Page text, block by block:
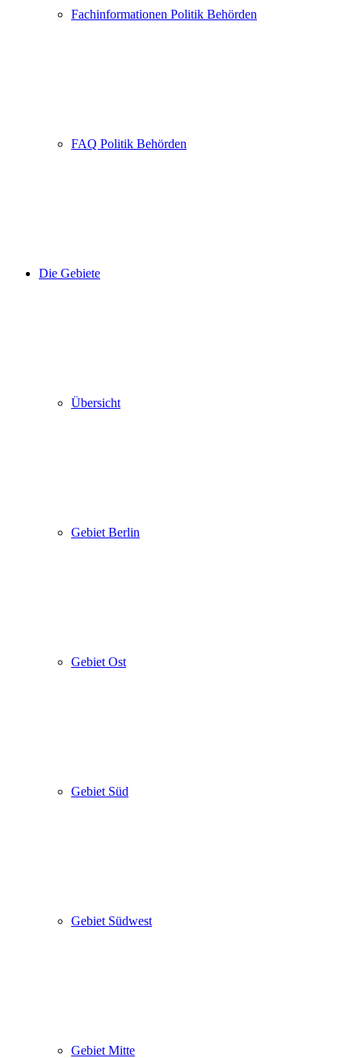
Fachinformationen Politik Behörden
FAQ Politik Behörden
Die Gebiete
Übersicht
Gebiet Berlin
Gebiet Ost
Gebiet Süd
Gebiet Südwest
Gebiet Mitte